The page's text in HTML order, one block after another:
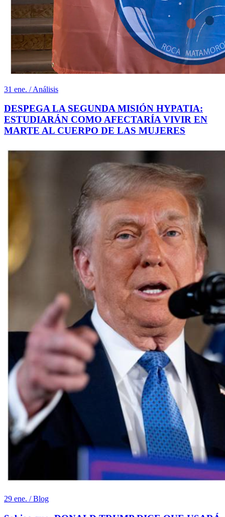
31 ene. / Análisis
DESPEGA LA SEGUNDA MISIÓN HYPATIA:
ESTUDIARÁN COMO AFECTARÍA VIVIR EN
MARTE AL CUERPO DE LAS MUJERES
29 ene. / Blog